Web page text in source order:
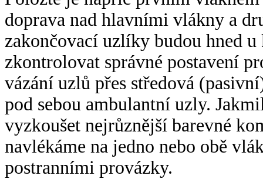
doprava nad hlavními vlákny a
zakončovací uzlíky budou hned
zkontrolovat správné postavení
vázání uzlů přes středová
pod sebou ambulantní uzly.
vyzkoušet nejrůznější barevné
navlékáme na jedno nebo obě
postranními provázky.